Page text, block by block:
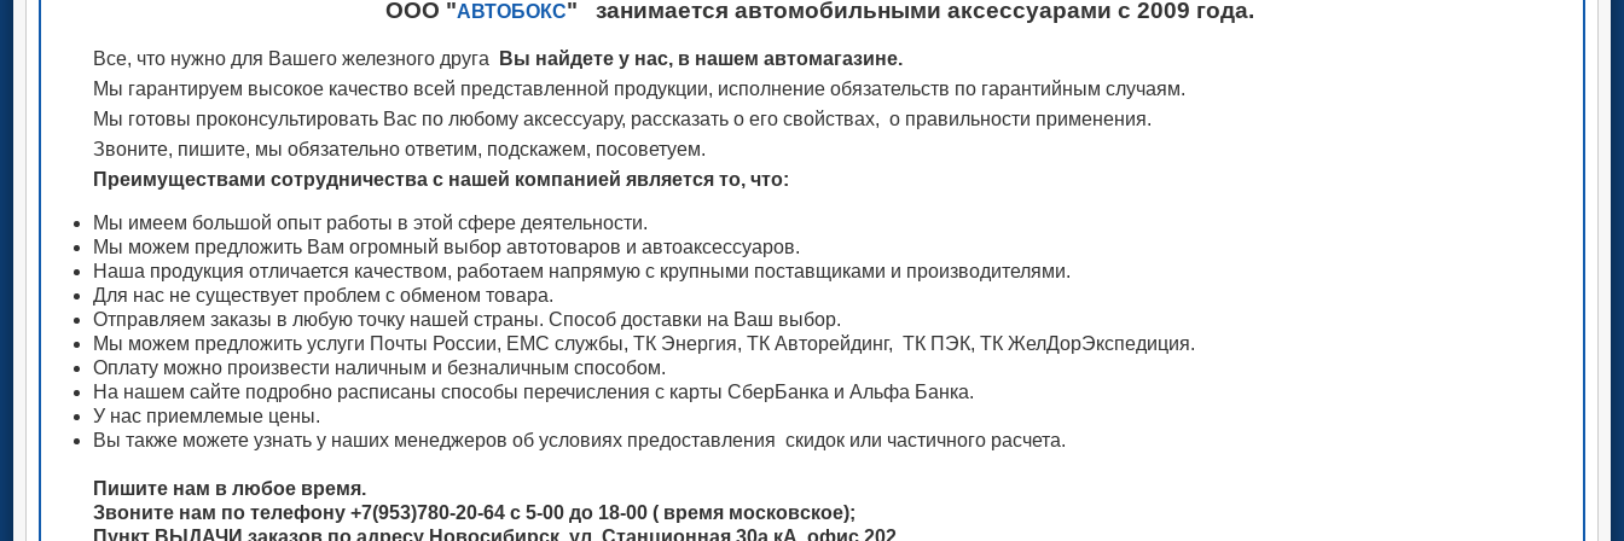
ООО "АВТОБОКС" занимается автомобильными аксессуарами с 2009 года.
Все, что нужно для Вашего железного друга
Вы найдете у нас, в нашем автомагазине.
Мы гарантируем высокое качество всей представленной продукции, исполнение обязательств по гарантийным случаям.
Мы готовы проконсультировать Вас по любому аксессуару, рассказать о его свойствах, о правильности применения.
Звоните, пишите, мы обязательно ответим, подскажем, посоветуем.
Преимуществами сотрудничества с нашей компанией является то, что:
Мы имеем большой опыт работы в этой сфере деятельности.
Мы можем предложить Вам огромный выбор автотоваров и автоаксессуаров.
Наша продукция отличается качеством, работаем напрямую с крупными поставщиками и производителями.
Для нас не существует проблем с обменом товара.
Отправляем заказы в любую точку нашей страны. Способ доставки на Ваш выбор.
Мы можем предложить услуги Почты России, ЕМС службы, ТК Энергия, ТК Авторейдинг, ТК ПЭК, ТК ЖелДорЭкспедиция.
Оплату можно произвести наличным и безналичным способом.
На нашем сайте подробно расписаны способы перечисления с карты СберБанка и Альфа Банка.
У нас приемлемые цены.
Вы также можете узнать у наших менеджеров об условиях предоставления скидок или частичного расчета.
Пишите нам в любое время.
Звоните нам по телефону +7(953)780-20-64 с 5-00 до 18-00 ( время московское);